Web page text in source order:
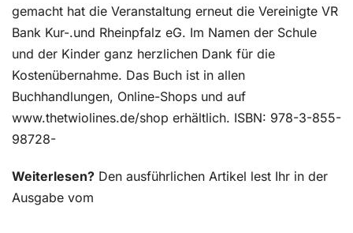
gemacht hat die Veranstaltung erneut die Vereinigte VR
Bank Kur-.und Rheinpfalz eG. Im Namen der Schule
und der Kinder ganz herzlichen Dank für die
Kostenübernahme. Das Buch ist in allen
Buchhandlungen, Online-Shops und auf
www.thetwiolines.de/shop erhältlich. ISBN: 978-3-855-
98728-
Weiterlesen? Den ausführlichen Artikel lest Ihr in der
Ausgabe vom